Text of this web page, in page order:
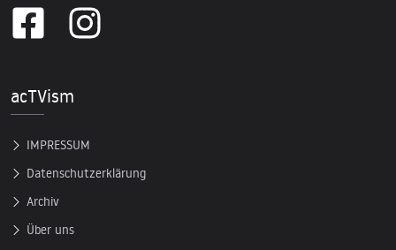
acTVism
IMPRESSUM
Datenschutzerklärung
Archiv
Über uns